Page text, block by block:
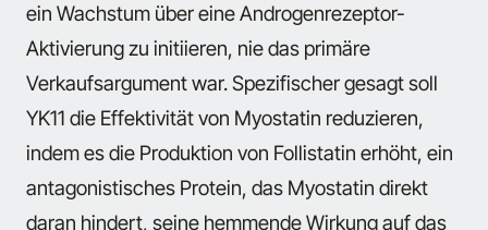
ein Wachstum über eine Androgenrezeptor-
Aktivierung zu initiieren, nie das primäre
Verkaufsargument war. Spezifischer gesagt soll
YK11 die Effektivität von Myostatin reduzieren,
indem es die Produktion von Follistatin erhöht, ein
antagonistisches Protein, das Myostatin direkt
daran hindert, seine hemmende Wirkung auf das